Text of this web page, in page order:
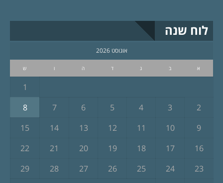
לוח שנה
אוגוסט 2026
א ב ג ד ה ו ש
1
2
3
4
5
6
7
8
9
10
11
12
13
14
15
16
17
18
19
20
21
22
23
24
25
26
27
28
29